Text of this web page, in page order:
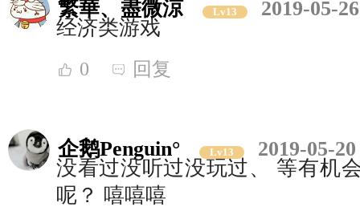
繁華、盡微涼 Lv13
2019-05-
经济类游戏
0 回复
企鹅Penguin° Lv13
2019-05-
没看过没听过没玩过、 等有机
呢？ 嘻嘻嘻